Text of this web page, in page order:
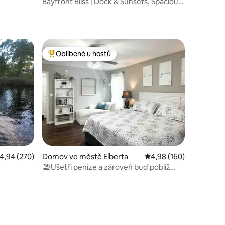
hodnocení 4,94 z 5, 270 hodnocení
4,94 (270)
Nejlepší v kategorii Oblíbené u hostů
Oblíbené u hostů
Domov ve městě Elberta Průměrné hodnocení
4,98 (160)
🏖Ušetři peníze a zároveň buď poblíž